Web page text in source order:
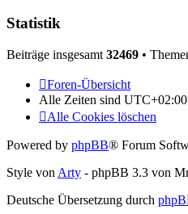
Statistik
Beiträge insgesamt 32469 •
Foren-Übersicht
Alle Zeiten sind UTC+02:00
Alle Cookies löschen
Powered by phpBB® Forum
Style von Arty - phpBB 3.3 von
Deutsche Übersetzung durch